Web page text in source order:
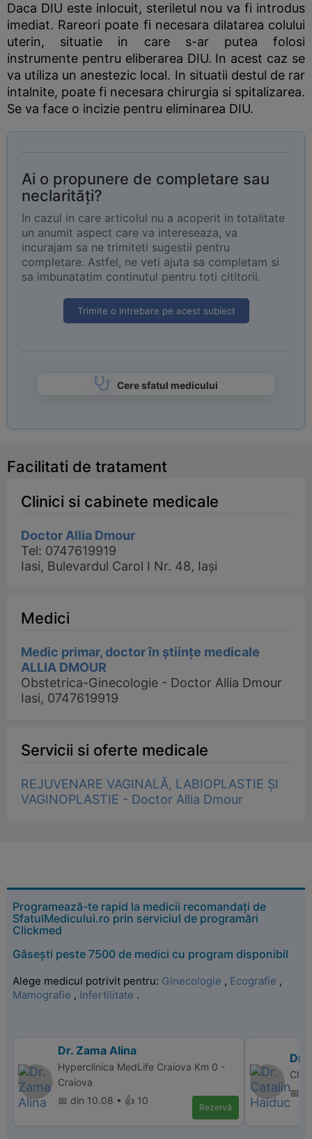
Daca DIU este inlocuit, steriletul nou va fi introdus
imediat. Rareori poate fi necesara dilatarea colului
uterin, situatie in care s-ar putea folosi
instrumente pentru eliberarea DIU. In acest caz se
va utiliza un anestezic local. In situatii destul de rar
intalnite, poate fi necesara chirurgia si spitalizarea.
Se va face o incizie pentru eliminarea DIU.
Ai o propunere de completare sau
neclarități?
In cazul in care articolul nu a acoperit in totalitate
un anumit aspect care va intereseaza, va
incurajam sa ne trimiteti sugestii pentru
completare. Astfel, ne veti ajuta sa completam si
sa imbunatatim continutul pentru toti cititorii.
Trimite o intrebare pe acest subiect
Cere sfatul medicului
Facilitati de tratament
Clinici si cabinete medicale
Doctor Allia Dmour
Tel: 0747619919
Iasi, Bulevardul Carol I Nr. 48, Iași
Medici
Medic primar, doctor în științe medicale
ALLIA DMOUR
Obstetrica-Ginecologie - Doctor Allia Dmour
Iasi, 0747619919
Servicii si oferte medicale
REJUVENARE VAGINALĂ, LABIOPLASTIE ȘI
VAGINOPLASTIE - Doctor Allia Dmour
Programează-te rapid la medicii recomandați de
SfatulMedicului.ro prin serviciul de programări
Clickmed
Găsești peste 7500 de medici cu program disponibil
Alege medicul potrivit pentru: Ginecologie , Ecografie ,
Mamografie , Infertilitate .
Dr. Zama Alina
Hyperclinica MedLife Craiova Km 0 -
Craiova
📅 din 10.08 • 👍 10
Rezervă
Dr.
📅